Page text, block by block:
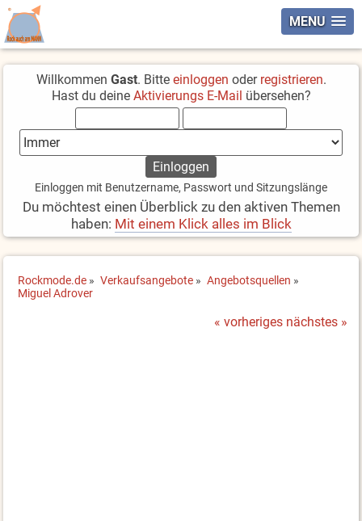
MENU
Willkommen Gast. Bitte einloggen oder registrieren.
Hast du deine Aktivierungs E-Mail übersehen?
Einloggen mit Benutzername, Passwort und Sitzungslänge
Du möchtest einen Überblick zu den aktiven Themen
haben: Mit einem Klick alles im Blick
Rockmode.de » Verkaufsangebote » Angebotsquellen »
Miguel Adrover
« vorheriges nächstes »